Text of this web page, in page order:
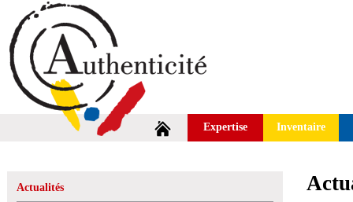
Expertise Inventaire
Actualités